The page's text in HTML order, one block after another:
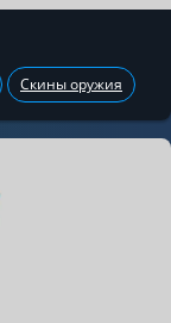
Скины оружия